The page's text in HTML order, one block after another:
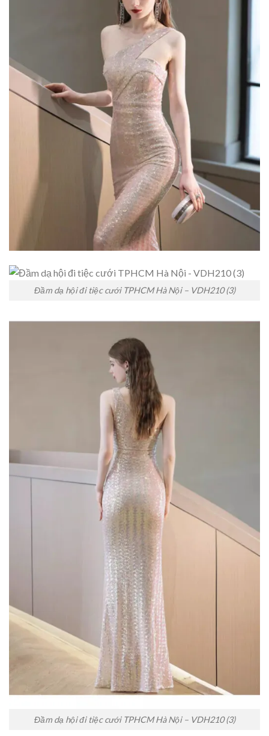
Đầm dạ hội đi tiệc cưới TPHCM Hà Nội – VDH210 (3)
Đầm dạ hội đi tiệc cưới TPHCM Hà Nội – VDH210 (3)